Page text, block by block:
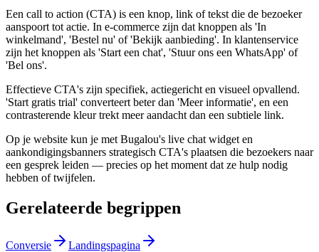
Een call to action (CTA) is een knop, link of tekst die de bezoeker
aanspoort tot actie. In e-commerce zijn dat knoppen als 'In
winkelmand', 'Bestel nu' of 'Bekijk aanbieding'. In klantenservice
zijn het knoppen als 'Start een chat', 'Stuur ons een WhatsApp' of
'Bel ons'.
Effectieve CTA's zijn specifiek, actiegericht en visueel opvallend.
'Start gratis trial' converteert beter dan 'Meer informatie', en een
contrasterende kleur trekt meer aandacht dan een subtiele link.
Op je website kun je met Bugalou's live chat widget en
aankondigingsbanners strategisch CTA's plaatsen die bezoekers naar
een gesprek leiden — precies op het moment dat ze hulp nodig
hebben of twijfelen.
Gerelateerde begrippen
Conversie
Landingspagina